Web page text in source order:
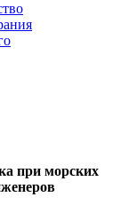
при морских